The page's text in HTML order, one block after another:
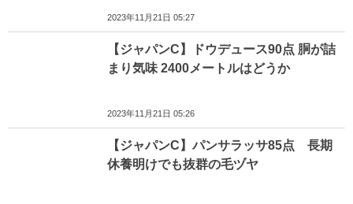
2023年11月21日 05:27
【ジャパンC】ドウデュース90点 胴が詰
まり気味 2400メートルはどうか
2023年11月21日 05:26
【ジャパンC】パンサラッサ85点 長期
休養明けでも抜群の毛ヅヤ